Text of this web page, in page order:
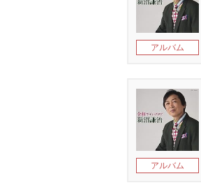
アルバム
アルバム